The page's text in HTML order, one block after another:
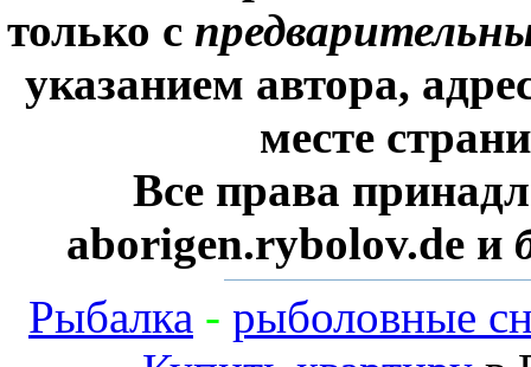
только с
указанием автора,
месте
Все права
aborigen.rybolov.de и
Рыбалка - рыболовные